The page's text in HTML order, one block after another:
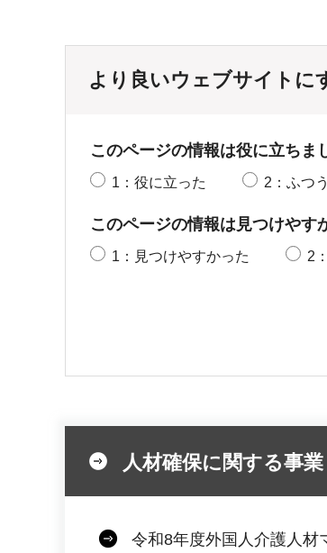
より良いウェブサイトに
このページの情報は役に立ちま
1：役に立った 2：ふつう
このページの情報は見つけやす
1：見つけやすかった 2
人材確保に関する事業
令和8年度外国人介護人材